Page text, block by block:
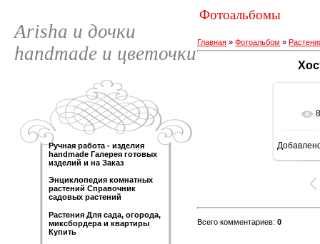
Arisha и дочки
handmade и цветочки
Ручная работа - изделия
handmade Галерея готовых
изделий и на Заказ
Энциклопедия комнатных
растений Справочник
садовых растений
Растения Для сада, огорода,
миксбордера и квартиры
Купить
Фотоальбомы
Главная » Фотоальбом »
Всего комментариев: 0